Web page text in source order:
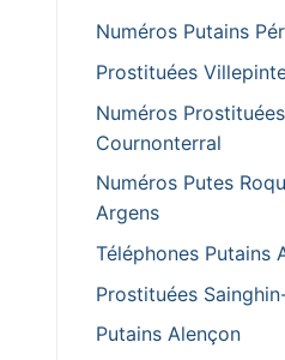
Numéros Putains
Prostituées
Numéros Prostituées
Cournonterral
Numéros Putes
Argens
Téléphones Putains
Prostituées
Putains Alençon